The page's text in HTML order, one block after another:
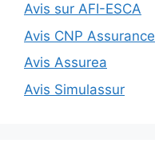
Avis sur AFI-ESCA
Avis CNP Assurance
Avis Assurea
Avis Simulassur